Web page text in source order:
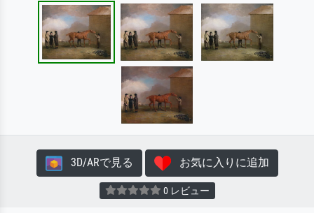
3D/ARで見る お気に入りに追加
0 レビュー